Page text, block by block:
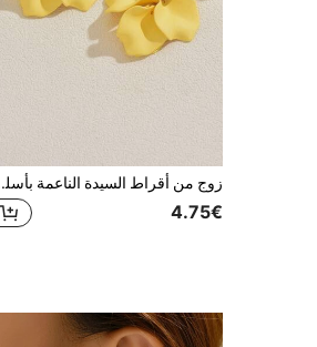
زوج من أقراط السيدة الناعمة بأسلوب العطلة، مصنوعة من
4.75€